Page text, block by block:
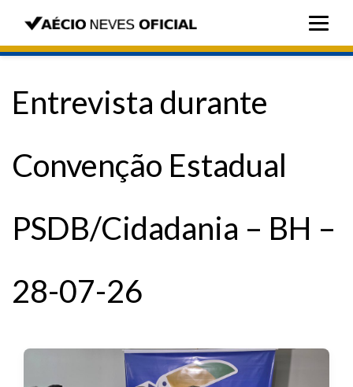
Entrevista durante
Convenção Estadual
PSDB/Cidadania – BH –
28-07-26